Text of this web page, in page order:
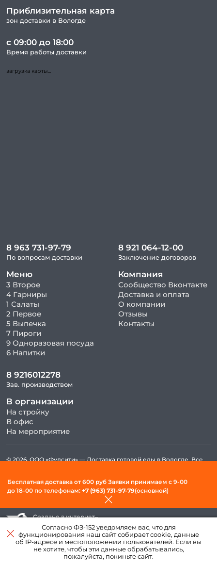
Приблизительная карта
зон доставки в Вологде
с 09:00 до 18:00
Время работы доставки
загрузка карты...
8 963 731-97-79
По вопросам доставки
Меню
3 Второе
4 Гарниры
1 Салаты
2 Первое
5 Выпечка
7 Пироги
9 Одноразовая посуда
6 Напитки
8 921 064-12-00
Заключение договоров
Компания
Сообщество Вконтакте
Доставка и оплата
О компании
Отзывы
Контакты
8 9216012278
Зав. производством
В организации
На стройку
В офис
На мероприятие
© 2026, ООО «Фудсити» — Доставка готовой еды в Вологде. Все
Политика конфиденциальности и обработки персональных
данных
Создано в интернет–
агентстве
«Пегас»
Согласно ФЗ-152 уведомляем вас, что для
функционирования наш сайт собирает cookie, данные
об IP-адресе и местоположении пользователей. Если вы
не хотите, чтобы эти данные обрабатывались,
пожалуйста, покиньте сайт.
Бесплатная доставка от 600 руб Заявки принимаем c 9-00
до 18-00 по телефонам: +7 (963) 731-97-79(основной)